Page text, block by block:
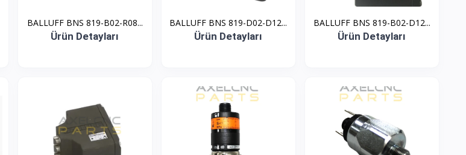
BALLUFF BNS 819-B02-R08...
Ürün Detayları
BALLUFF BNS 819-D02-D12...
Ürün Detayları
BALLUFF BNS 819-B02-D12...
Ürün Detayları